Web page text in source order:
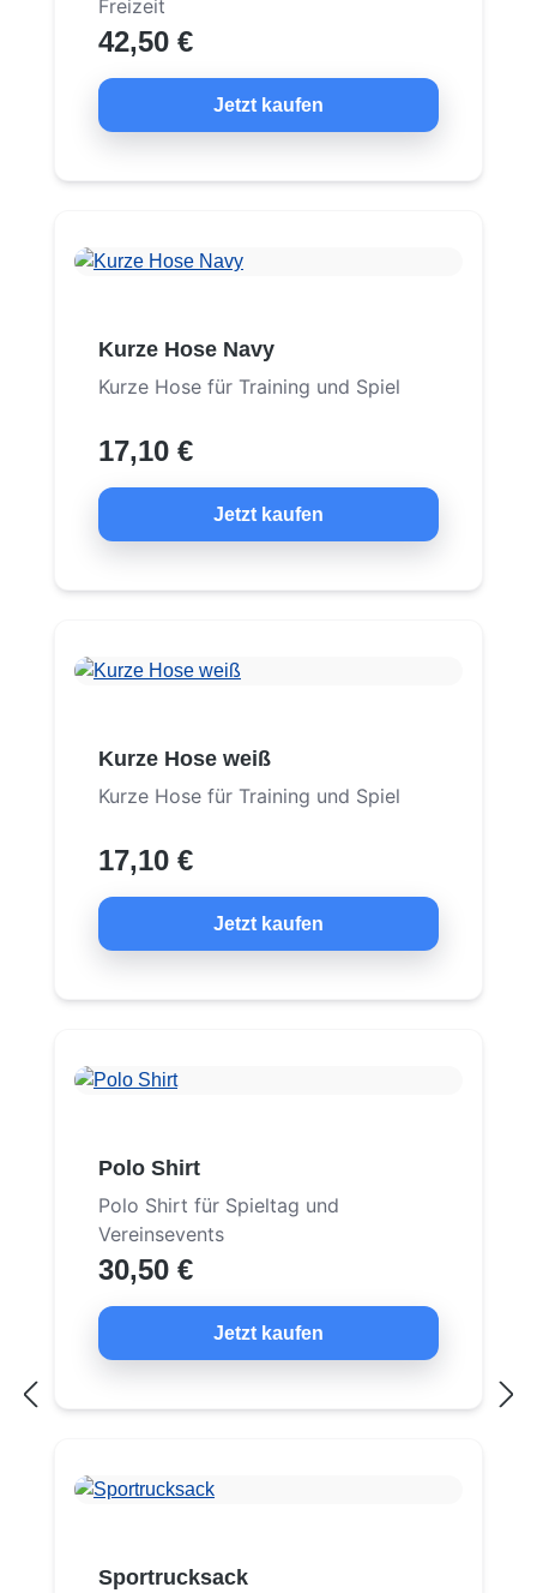
Freizeit
42,50 €
Jetzt kaufen
Kurze Hose Navy
Kurze Hose für Training und Spiel
17,10 €
Jetzt kaufen
Kurze Hose weiß
Kurze Hose für Training und Spiel
17,10 €
Jetzt kaufen
Polo Shirt
Polo Shirt für Spieltag und
Vereinsevents
30,50 €
Jetzt kaufen
Sportrucksack